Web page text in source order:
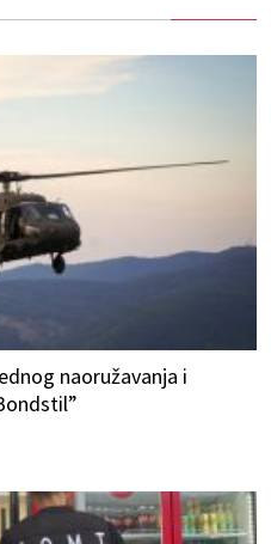
naoružavanja i